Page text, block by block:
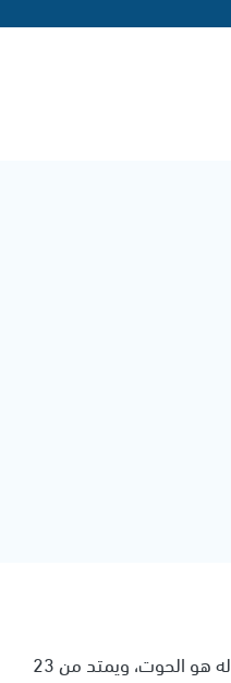
هو أحد الابراج الترابية، ويحتل المرتبة السادسة بين الأبراج، والبرج المعاكس له هو الحوت، ويمتد من 23